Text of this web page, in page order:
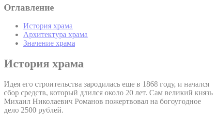
Оглавление
История храма
Архитектура храма
Значение храма
История храма
Идея его строительства зародилась еще в 1868 году, и начался
сбор средств, который длился около 20 лет. Сам великий князь
Михаил Николаевич Романов пожертвовал на богоугодное
дело 2500 рублей.